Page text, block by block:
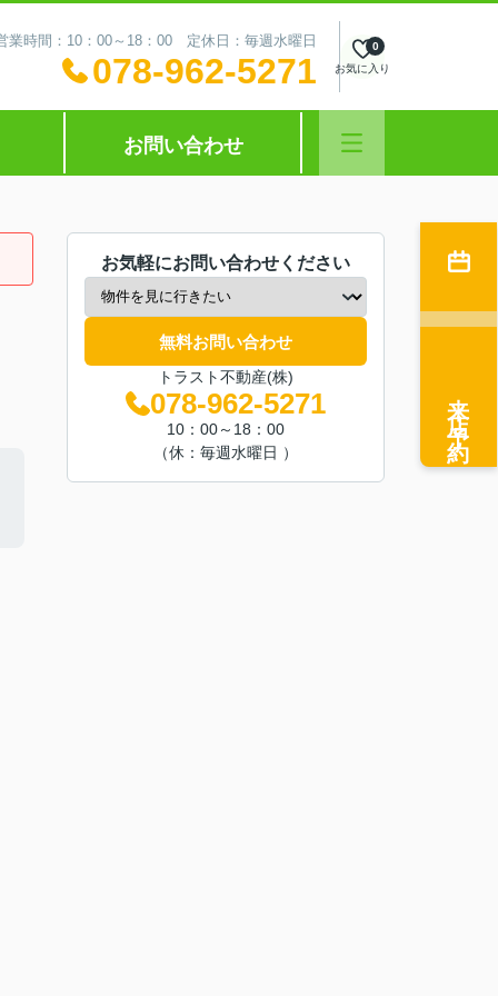
業時間：10：00～18：00 定休日：毎週水曜日
078-962-5271 お気に入り
0
お問い合わせ
お気軽にお問い合わせください
無料お問い合わせ
トラスト不動産(株)
078-962-5271
10：00～18：00
（休：毎週水曜日 ）
来店予約